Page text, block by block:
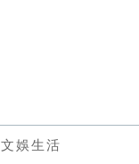
文娛生活